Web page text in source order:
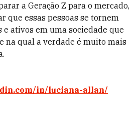
a Geração Z para o mercado,
que essas pessoas se tornem
ativos em uma sociedade que
na qual a verdade é muito mais
in/luciana-allan/